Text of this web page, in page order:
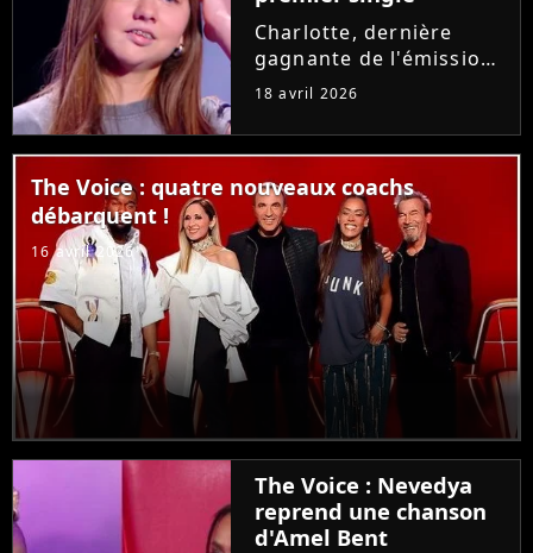
Charlotte, dernière
gagnante de l'émission
"The Voice Kids",
premier single. En
interview, la chanteuse
de 15 ans donne plus de
détails sur ce projet
écrit et composé...
18 avril 2026
The Voice : quatre nouveaux coachs
débarquent !
16 avril 2026
The Voice : Nevedya
reprend une chanson
d'Amel Bent